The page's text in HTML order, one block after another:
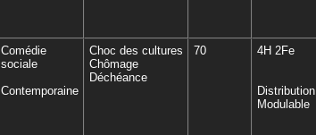
Comédie
sociale
Contemporaine
Choc des cultures
Chômage
Déchéance
70 4H 2Fe
Distribution
Modulable